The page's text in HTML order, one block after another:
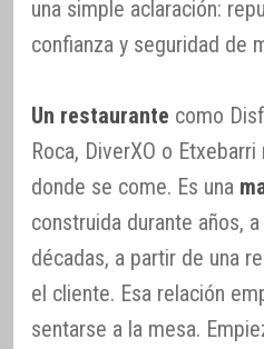
una simple aclaración:
confianza y seguridad de
Un restaurante como
Roca, DiverXO o
donde se come. Es una
construida durante años,
décadas, a partir de una
el cliente. Esa relación
sentarse a la mesa.